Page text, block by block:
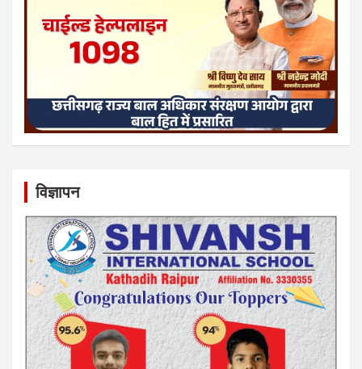
विज्ञापन